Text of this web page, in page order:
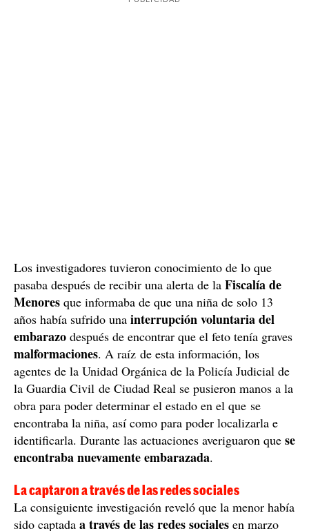
Los investigadores tuvieron conocimiento de lo que
pasaba después de recibir una alerta de la Fiscalía de
Menores que informaba de que una niña de solo 13
años había sufrido una interrupción voluntaria del
embarazo después de encontrar que el feto tenía graves
malformaciones. A raíz de esta información, los
agentes de la Unidad Orgánica de la Policía Judicial de
la Guardia Civil de Ciudad Real se pusieron manos a la
obra para poder determinar el estado en el que se
encontraba la niña, así como para poder localizarla e
identificarla. Durante las actuaciones averiguaron que se
encontraba nuevamente embarazada.
La captaron a través de las redes sociales
La consiguiente investigación reveló que la menor había
sido captada a través de las redes sociales en marzo